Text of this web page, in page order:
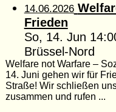
14.06.2026
Frieden
So, 14. Jun
Brüssel-Nord
Welfare not Warfare –
14. Juni gehen wir für
Straße! Wir schließen
zusammen und rufen ...